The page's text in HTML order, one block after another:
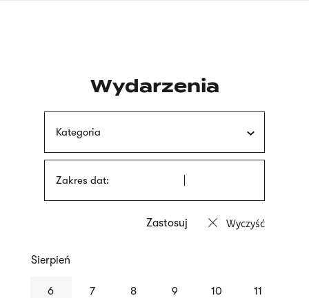
Wydarzenia
Kategoria
Zakres dat:
Wyczyść
previous
Sierpień
6
7
8
9
10
11